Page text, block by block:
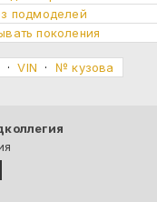
подмоделей
поколения
·VIN · № кузова